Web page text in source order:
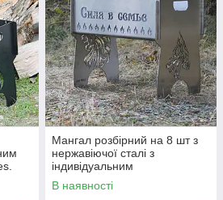
Мангал розбірний на 8 шт з
нержавіючої сталі з
індивідуальним
гравіюванням. Розмір –
500х300х440 мм
В наявності